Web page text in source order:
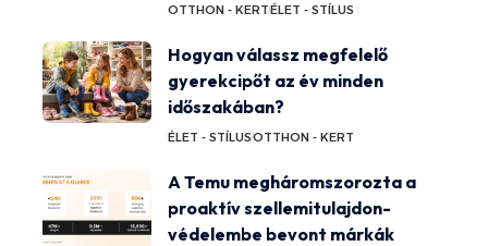
OTTHON - KERTÉLET - STÍLUS
Hogyan válassz megfelelő
gyerekcipőt az év minden
időszakában?
ÉLET - STÍLUSOTTHON - KERT
A Temu megháromszorozta a
proaktív szellemitulajdon-
védelembe bevont márkák